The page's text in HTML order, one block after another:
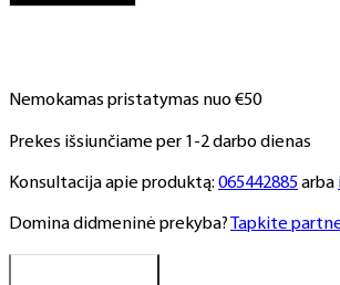
Nemokamas pristatymas nuo €50
Prekes išsiunčiame per 1-2 darbo dienas
Konsultacija apie produktą: 065442885arba
Domina didmeninė prekyba? Tapkite